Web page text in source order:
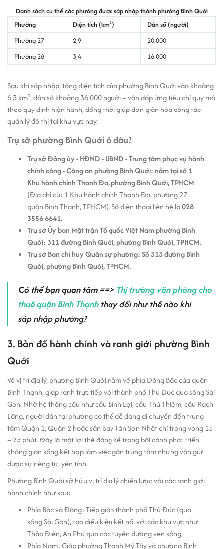
Danh sách cụ thể các phường được sáp nhập thành phường Bình Quới
Phường
Diện tích (km²)
Dân số (người)
Phường 27
2,9
20.000
Phường 28
3,4 16.000
Sau khi sáp nhập, tổng diện tích của phường Bình Quới vào khoảng
6,3 km², dân số khoảng 36.000 người – vẫn đáp ứng tiêu chí quy mô
theo quy định hiện hành, đồng thời giúp đơn giản hóa công tác
quản lý đô thị tại khu vực này.
Trụ sở phường Bình Quới ở đâu?
Trụ sở Đảng ủy - HĐND - UBND - Trung tâm phục vụ hành
chính công - Công an phường Bình Quới: nằm tại số 1
Khu hành chính Thanh Đa, phường Bình Quới, TPHCM
(Địa chỉ cũ: 1 Khu hành chính Thanh Đa, phường 27,
quận Bình Thạnh, TPHCM). Số điện thoại liên hệ là028
3556 6641.
Trụ sở Ủy ban Mặt trận Tổ quốc Việt Nam phường Bình
Quới: 311 đường Bình Quới, phường Bình Quới, TPHCM.
Trụ sở Ban chỉ huy Quân sự phường: Số 313 đường Bình
Quới, phường Bình Quới, TPHCM.
Có thể bạn quan tâm ==> Thị trường văn phòng cho
thuê quận Bình Thạnh thay đổi như thế nào khi
sáp nhập phường?
3. Bản đồ hành chính và ranh giới phường Bình
Quới
Về vị trí địa lý, phường Bình Quới nằm về phía Đông Bắc của quận
Bình Thạnh, giáp ranh trực tiếp với thành phố Thủ Đức qua sông Sài
Gòn. Nhờ hệ thống cầu như cầu Bình Lợi, cầu Thủ Thiêm, cầu Rạch
Lăng, người dân tại phường có thể dễ dàng di chuyển đến trung
tâm Quận 1, Quận 2 hoặc sân bay Tân Sơn Nhất chỉ trong vòng 15
– 25 phút. Đây là một lợi thế đáng kể trong bối cảnh phát triển
không gian sống kết hợp làm việc gần trung tâm nhưng vẫn giữ
được sự riêng tư, yên tĩnh.
Phường Bình Quới sở hữu vị trí địa lý chiến lược với các ranh giới
hành chính như sau:
Phía Bắc và Đông: Tiếp giáp thành phố Thủ Đức (qua
sông Sài Gòn), tạo điều kiện kết nối với các khu vực như
Thảo Điền, An Phú qua các tuyến đường ven sông.
Phía Nam: Giáp phường Thạnh Mỹ Tây và phường Bình